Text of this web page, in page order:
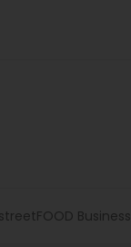
streetFOOD Business